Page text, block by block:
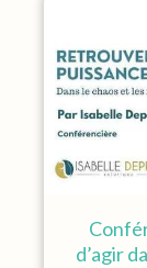
d’agir